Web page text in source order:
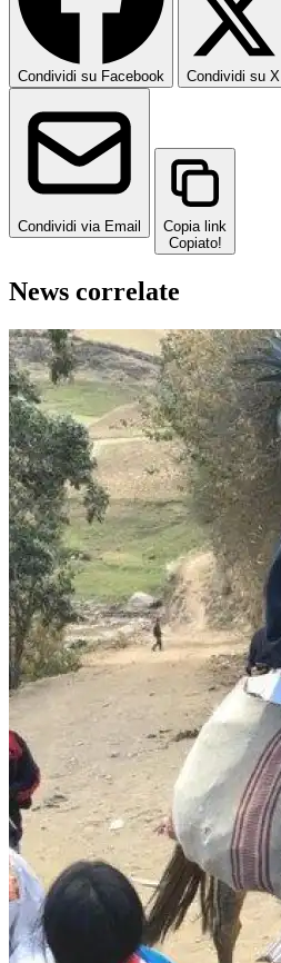
Condividi su Facebook Condividi su X
Condividi via Email
Copia link
Copiato!
News correlate